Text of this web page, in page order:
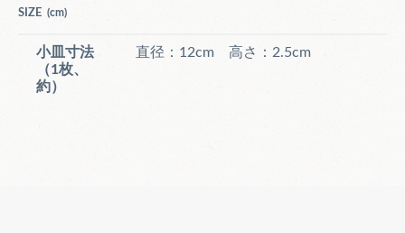
SIZE (cm)
小皿寸法
（1枚、
約）
直径：12cm 高さ：2.5cm